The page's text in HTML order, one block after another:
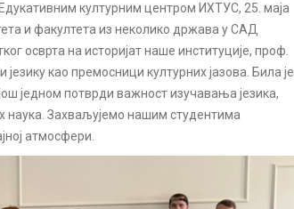
културним центром ИХТУС, 25. маја
и факултета из неколико држава у САД
осврта на историјат наше институције, проф.
као премосници културних јазова. Била је
једном потврди важност изучавања језика,
наука. Захваљујемо нашим студентима
атмосфери.‬‬